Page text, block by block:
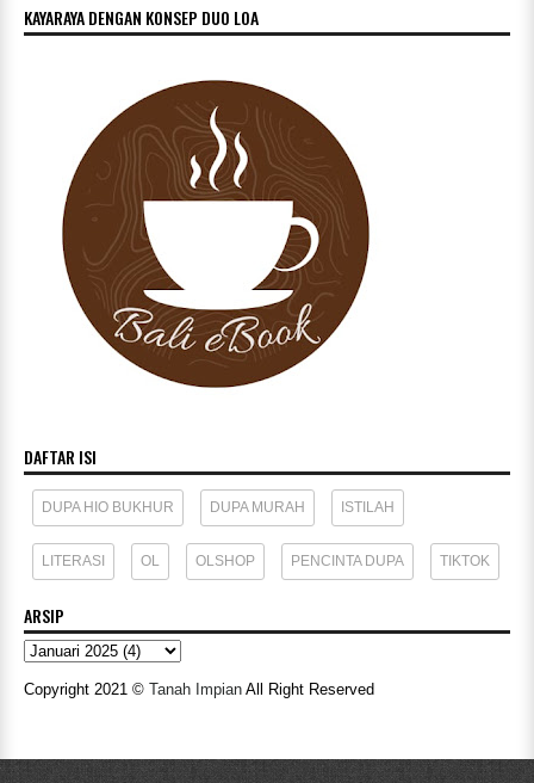
KAYARAYA DENGAN KONSEP DUO LOA
DAFTAR ISI
DUPA HIO BUKHUR DUPA MURAH ISTILAH
LITERASI OL OLSHOP PENCINTA DUPA TIKTOK
ARSIP
Copyright 2021 © Tanah Impian All Right Reserved